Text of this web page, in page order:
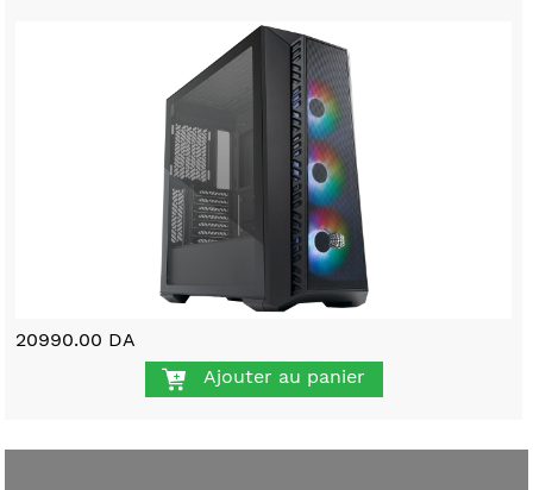
20990.00 DA
Ajouter au panier